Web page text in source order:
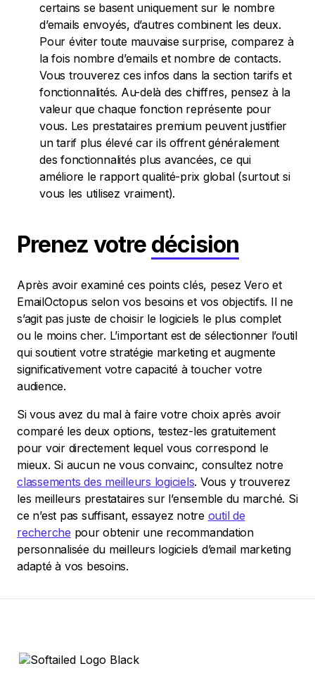
certains se basent uniquement sur le nombre
d’emails envoyés, d’autres combinent les deux.
Pour éviter toute mauvaise surprise, comparez à
la fois nombre d’emails et nombre de contacts.
Vous trouverez ces infos dans la section tarifs et
fonctionnalités. Au-delà des chiffres, pensez à la
valeur que chaque fonction représente pour
vous. Les prestataires premium peuvent justifier
un tarif plus élevé car ils offrent généralement
des fonctionnalités plus avancées, ce qui
améliore le rapport qualité-prix global (surtout si
vous les utilisez vraiment).
Prenez votre décision
Après avoir examiné ces points clés, pesez Vero et
EmailOctopus selon vos besoins et vos objectifs. Il ne
s’agit pas juste de choisir le logiciels le plus complet
ou le moins cher. L’important est de sélectionner l’outil
qui soutient votre stratégie marketing et augmente
significativement votre capacité à toucher votre
audience.
Si vous avez du mal à faire votre choix après avoir
comparé les deux options, testez-les gratuitement
pour voir directement lequel vous correspond le
mieux. Si aucun ne vous convainc, consultez notre
classements des meilleurs logiciels. Vous y trouverez
les meilleurs prestataires sur l’ensemble du marché. Si
ce n’est pas suffisant, essayez notre outil de
recherche pour obtenir une recommandation
personnalisée du meilleurs logiciels d’email marketing
adapté à vos besoins.